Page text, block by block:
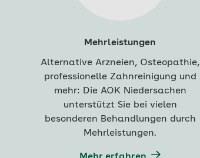
Mehrleistungen
Alternative Arzneien, Osteopathie,
professionelle Zahnreinigung und
mehr: Die AOK Niedersachen
unterstützt Sie bei vielen
besonderen Behandlungen durch
Mehrleistungen.